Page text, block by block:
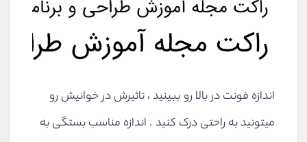
اندازه فونت در بالا رو ببینید ، تاثیرش در خوانیش رو
میتونید به راحتی درک کنید . اندازه مناسب بستگی به